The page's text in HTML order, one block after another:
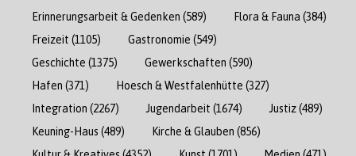
Erinnerungsarbeit & Gedenken (589) Flora & Fauna (384)
Freizeit (1105) Gastronomie (549)
Geschichte (1375) Gewerkschaften (590)
Hafen (371) Hoesch & Westfalenhütte (327)
Integration (2267) Jugendarbeit (1674) Justiz(489)
Keuning-Haus (489) Kirche & Glauben (856)